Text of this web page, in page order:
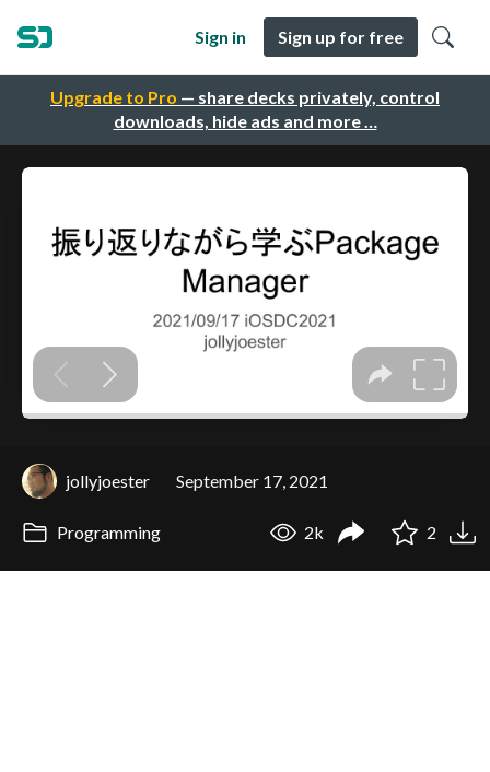
Upgrade to Pro — share decks privately, control
downloads, hide ads and more …
Sign in Sign up for free
jollyjoester September 17, 2021
Programming 2k 2